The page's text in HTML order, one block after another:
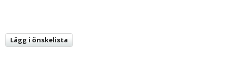
Lägg i önskelista